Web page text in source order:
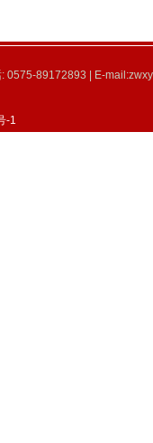
0575-89172893 | E-
-1